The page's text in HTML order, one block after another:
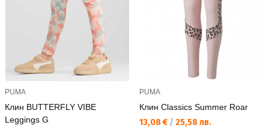
PUMA
Клин BUTTERFLY VIBE
Leggings G
PUMA
Клин Classics Summer Roar
Текуща цена:
13,08 € / 25,58 лв.